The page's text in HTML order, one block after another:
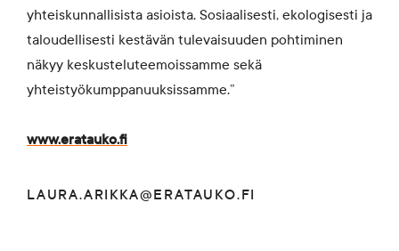
yhteiskunnallisista asioista. Sosiaalisesti, ekologisesti ja
taloudellisesti kestävän tulevaisuuden pohtiminen
näkyy keskusteluteemoissamme sekä
yhteistyökumppanuuksissamme.”
www.eratauko.fi
LAURA.ARIKKA@ERATAUKO.FI